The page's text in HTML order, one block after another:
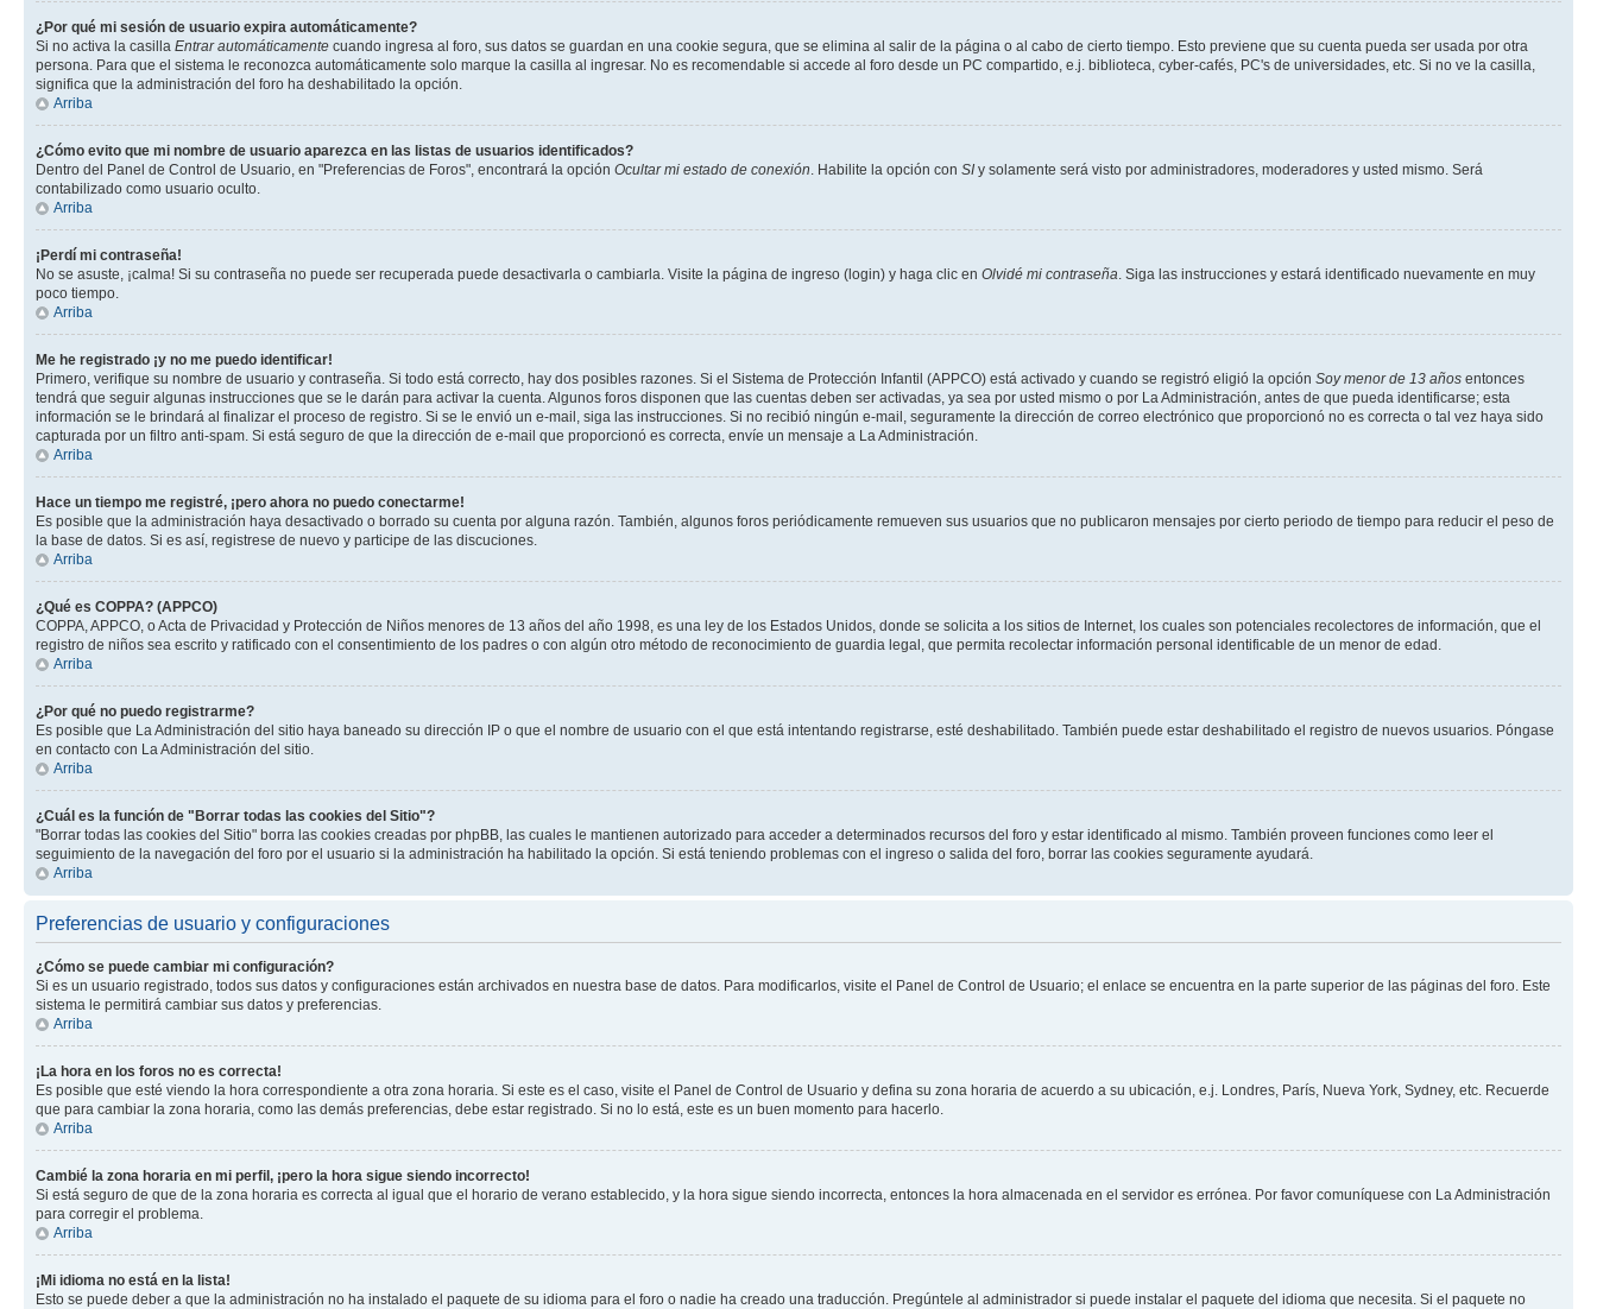
¿Por qué mi sesión de usuario expira automáticamente?
Si no activa la casilla Entrar automáticamente cuando ingresa al foro, sus datos se guardan en una cookie segura, que se elimina al salir de la página o al cabo de cierto tiempo. Esto previene que su cuenta pueda ser usada por otra
persona. Para que el sistema le reconozca automáticamente solo marque la casilla al ingresar. No es recomendable si accede al foro desde un PC compartido, e.j. biblioteca, cyber-cafés, PC's de universidades, etc. Si no ve la casilla,
significa que la administración del foro ha deshabilitado la opción.
Arriba
¿Cómo evito que mi nombre de usuario aparezca en las listas de usuarios identificados?
Dentro del Panel de Control de Usuario, en "Preferencias de Foros", encontrará la opción Ocultar mi estado de conexión. Habilite la opción con SI y solamente será visto por administradores, moderadores y usted mismo. Será
contabilizado como usuario oculto.
Arriba
¡Perdí mi contraseña!
No se asuste, ¡calma! Si su contraseña no puede ser recuperada puede desactivarla o cambiarla. Visite la página de ingreso (login) y haga clic en Olvidé mi contraseña. Siga las instrucciones y estará identificado nuevamente en muy
poco tiempo.
Arriba
Me he registrado ¡y no me puedo identificar!
Primero, verifique su nombre de usuario y contraseña. Si todo está correcto, hay dos posibles razones. Si el Sistema de Protección Infantil (APPCO) está activado y cuando se registró eligió la opción Soy menor de 13 años entonces
tendrá que seguir algunas instrucciones que se le darán para activar la cuenta. Algunos foros disponen que las cuentas deben ser activadas, ya sea por usted mismo o por La Administración, antes de que pueda identificarse; esta
información se le brindará al finalizar el proceso de registro. Si se le envió un e-mail, siga las instrucciones. Si no recibió ningún e-mail, seguramente la dirección de correo electrónico que proporcionó no es correcta o tal vez haya sido
capturada por un filtro anti-spam. Si está seguro de que la dirección de e-mail que proporcionó es correcta, envíe un mensaje a La Administración.
Arriba
Hace un tiempo me registré, ¡pero ahora no puedo conectarme!
Es posible que la administración haya desactivado o borrado su cuenta por alguna razón. También, algunos foros periódicamente remueven sus usuarios que no publicaron mensajes por cierto periodo de tiempo para reducir el peso de
la base de datos. Si es así, registrese de nuevo y participe de las discuciones.
Arriba
¿Qué es COPPA? (APPCO)
COPPA, APPCO, o Acta de Privacidad y Protección de Niños menores de 13 años del año 1998, es una ley de los Estados Unidos, donde se solicita a los sitios de Internet, los cuales son potenciales recolectores de información, que el
registro de niños sea escrito y ratificado con el consentimiento de los padres o con algún otro método de reconocimiento de guardia legal, que permita recolectar información personal identificable de un menor de edad.
Arriba
¿Por qué no puedo registrarme?
Es posible que La Administración del sitio haya baneado su dirección IP o que el nombre de usuario con el que está intentando registrarse, esté deshabilitado. También puede estar deshabilitado el registro de nuevos usuarios. Póngase
en contacto con La Administración del sitio.
Arriba
¿Cuál es la función de "Borrar todas las cookies del Sitio"?
"Borrar todas las cookies del Sitio" borra las cookies creadas por phpBB, las cuales le mantienen autorizado para acceder a determinados recursos del foro y estar identificado al mismo. También proveen funciones como leer el
seguimiento de la navegación del foro por el usuario si la administración ha habilitado la opción. Si está teniendo problemas con el ingreso o salida del foro, borrar las cookies seguramente ayudará.
Arriba
Preferencias de usuario y configuraciones
¿Cómo se puede cambiar mi configuración?
Si es un usuario registrado, todos sus datos y configuraciones están archivados en nuestra base de datos. Para modificarlos, visite el Panel de Control de Usuario; el enlace se encuentra en la parte superior de las páginas del foro. Este
sistema le permitirá cambiar sus datos y preferencias.
Arriba
¡La hora en los foros no es correcta!
Es posible que esté viendo la hora correspondiente a otra zona horaria. Si este es el caso, visite el Panel de Control de Usuario y defina su zona horaria de acuerdo a su ubicación, e.j. Londres, París, Nueva York, Sydney, etc. Recuerde
que para cambiar la zona horaria, como las demás preferencias, debe estar registrado. Si no lo está, este es un buen momento para hacerlo.
Arriba
Cambié la zona horaria en mi perfil, ¡pero la hora sigue siendo incorrecto!
Si está seguro de que de la zona horaria es correcta al igual que el horario de verano establecido, y la hora sigue siendo incorrecta, entonces la hora almacenada en el servidor es errónea. Por favor comuníquese con La Administración
para corregir el problema.
Arriba
¡Mi idioma no está en la lista!
Esto se puede deber a que la administración no ha instalado el paquete de su idioma para el foro o nadie ha creado una traducción. Pregúntele al administrador si puede instalar el paquete del idioma que necesita. Si el paquete no